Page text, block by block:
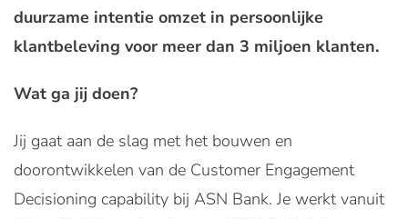
duurzame intentie omzet in persoonlijke
klantbeleving voor meer dan 3 miljoen klanten.
Wat ga jij doen?
Jij gaat aan de slag met het bouwen en
doorontwikkelen van de Customer Engagement
Decisioning capability bij ASN Bank. Je werkt vanuit